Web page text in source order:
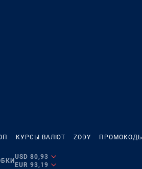
КУРСЫ ВАЛЮТ ZODY ПРОМОКОДЫ
USD 80,93
EUR 93,19